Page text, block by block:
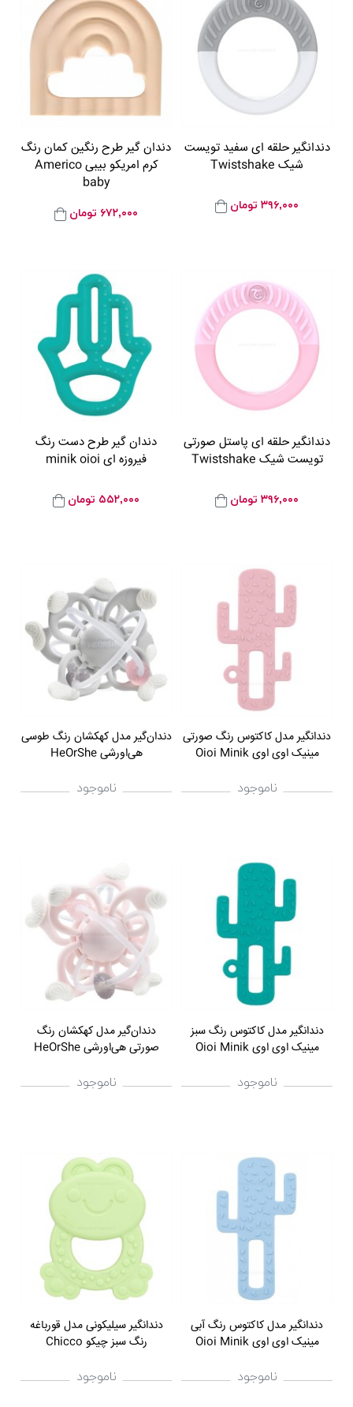
دندانگیر حلقه ای سفید تویست
شیک Twistshake
۳۹۶,۰۰۰ تومان
دندان گیر طرح رنگین کمان رنگ
کرم امریکو بیبی Americo
baby
۶۷۲,۰۰۰ تومان
دندانگیر حلقه ای پاستل صورتی
تویست شیک Twistshake
۳۹۶,۰۰۰ تومان
دندان گیر طرح دست رنگ
فیروزه ای minik oioi
۵۵۲,۰۰۰ تومان
دندانگیر مدل کاکتوس رنگ صورتی
مینیک اوی اوی Oioi Minik
ناموجود
دندان‌گیر مدل کهکشان رنگ طوسی
هی‌اورشی HeOrShe
ناموجود
دندانگیر مدل کاکتوس رنگ سبز
مینیک اوی اوی Oioi Minik
ناموجود
دندان‌گیر مدل کهکشان رنگ
صورتی هی‌اورشی HeOrShe
ناموجود
دندانگیر مدل کاکتوس رنگ آبی
مینیک اوی اوی Oioi Minik
ناموجود
دندانگیر سیلیکونی مدل قورباغه
رنگ سبز چیکو Chicco
ناموجود